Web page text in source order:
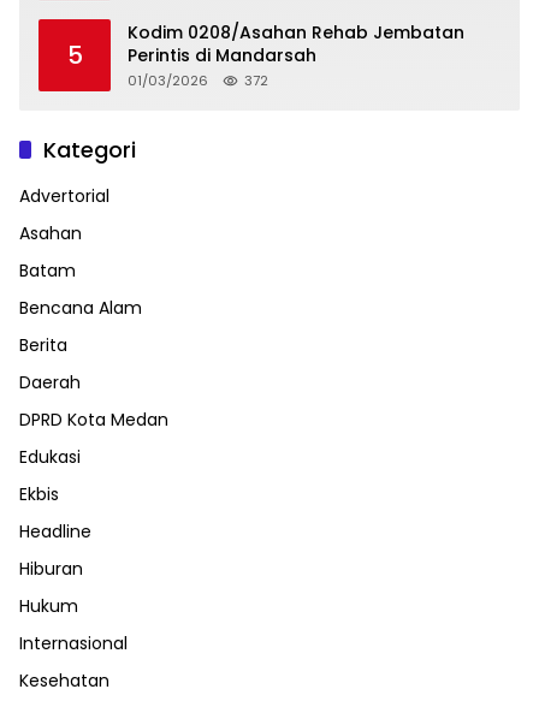
5
Kodim 0208/Asahan Rehab Jembatan
Perintis di Mandarsah
01/03/2026 372
Kategori
Advertorial
Asahan
Batam
Bencana Alam
Berita
Daerah
DPRD Kota Medan
Edukasi
Ekbis
Headline
Hiburan
Hukum
Internasional
Kesehatan